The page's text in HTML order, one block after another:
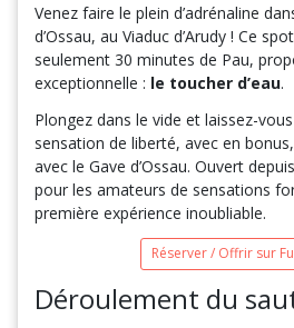
Venez faire le plein d’adrénaline
d’Ossau, au Viaduc d’Arudy ! Ce
seulement 30 minutes de Pau,
exceptionnelle : le toucher d’eau.
Plongez dans le vide et laissez-
sensation de liberté, avec en
avec le Gave d’Ossau. Ouvert
pour les amateurs de sensations
première expérience inoubliable.
Réserver / Offrir sur
Déroulement du